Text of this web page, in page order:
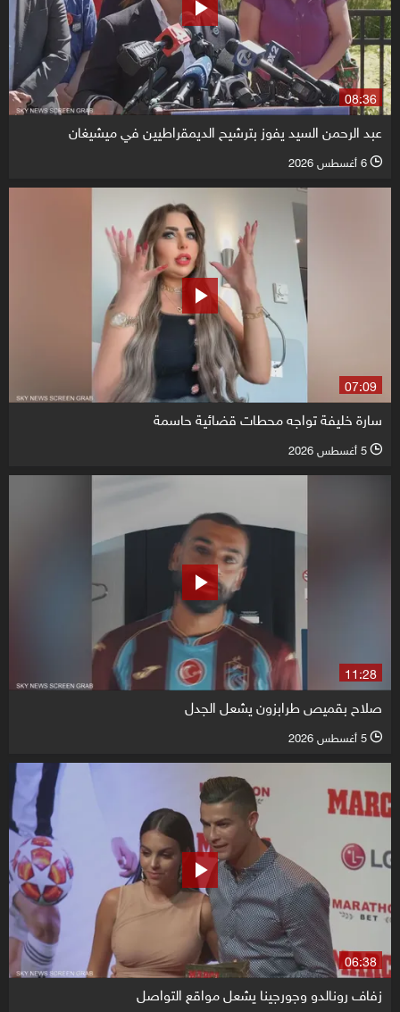
08:36
عبد الرحمن السيد يفوز بترشيح الديمقراطيين في ميشيغان
l 6 أغسطس 2026
07:09
سارة خليفة تواجه محطات قضائية حاسمة
l 5 أغسطس 2026
11:28
صلاح بقميص طرابزون يشعل الجدل
l 5 أغسطس 2026
06:38
زفاف رونالدو وجورجينا يشعل مواقع التواصل